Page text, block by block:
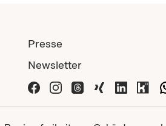
Presse
Newsletter